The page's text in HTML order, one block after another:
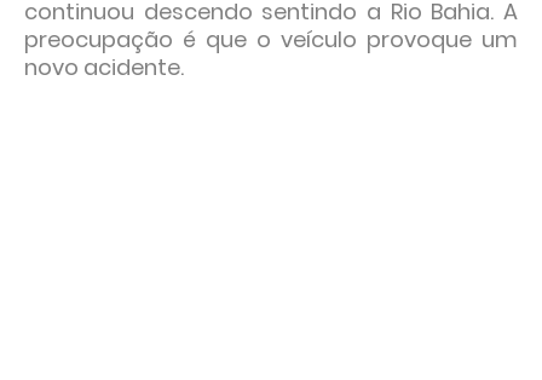
continuou descendo sentindo a Rio Bahia. A
preocupação é que o veículo provoque um
novo acidente.